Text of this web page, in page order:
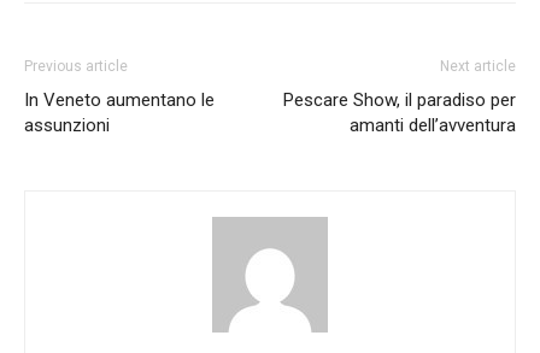
Previous article
In Veneto aumentano le
assunzioni
Next article
Pescare Show, il paradiso per
amanti dell’avventura